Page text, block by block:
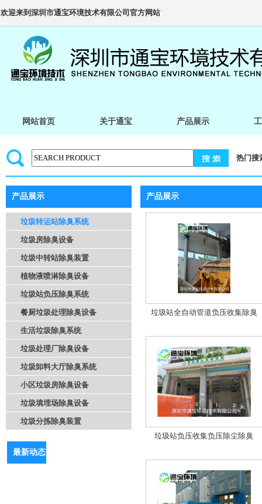
欢迎来到深圳市通宝环境技术有限公司官方网站
网站首页 关于通宝 产品展示
热门搜
产品展示
垃圾转运站除臭系统
垃圾房除臭设备
垃圾中转站除臭装置
植物液喷淋除臭设备
垃圾站负压除臭系统
餐厨垃圾处理除臭设备
生活垃圾除臭系统
垃圾处理厂除臭设备
垃圾卸料大厅除臭系统
小区垃圾房除臭设备
垃圾填埋场除臭设备
垃圾分拣除臭装置
最新动态
产品展示
垃圾站全自动管道负压收集除臭
垃圾站负压收集负压除尘除臭